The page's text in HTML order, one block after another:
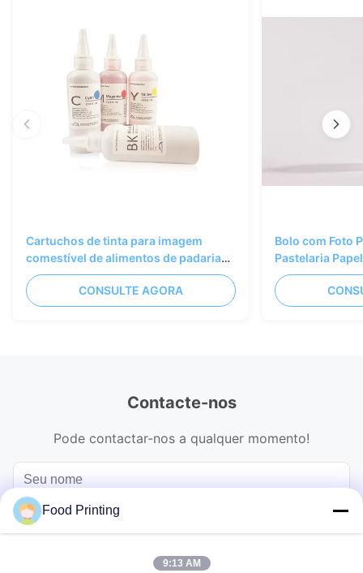
Cartuchos de tinta para imagem
comestível de alimentos de padaria
Arte de confeitaria
CONSULTE AGORA
Bolo com Foto
Pastelaria
Tinta
Cor
Contacte-nos
Pode contactar-nos a qualquer momento!
Food Printing
9:13 AM